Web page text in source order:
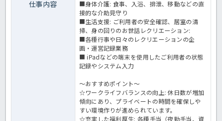
仕事内容
■身体介護: 食事、入浴、排泄、移動などの直
接的な介助見守り
■生活支援: ご利用者の安全確認、居室の清
掃、身の回りのお世話レクリエーション:
■各種行事や日々のレクリエーションの企
画・運営記録業務
■ iPadなどの端末を使用したご利用者の状態
記録やシステム入力
～おすすめポイント～
☆ワークライフバランスの向上: 休日数が増加
傾向にあり、プライベートの時間を確保しや
すい環境作りが進められています。
☆充実した福利厚生: 各種手当（夜勤手当、資